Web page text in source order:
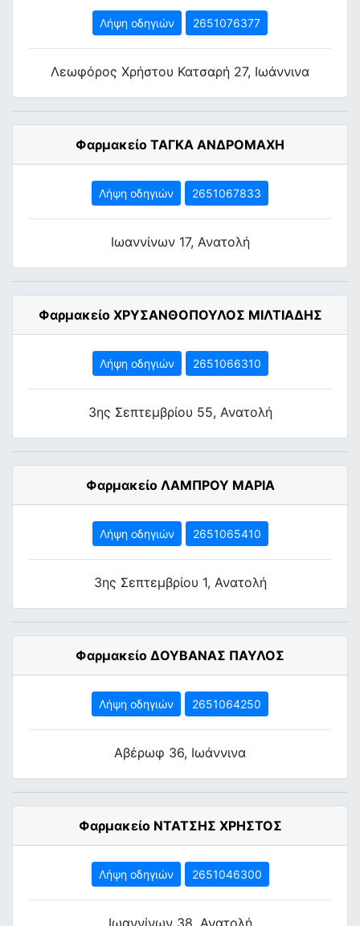
Λήψη οδηγιών 2651076377
Λεωφόρος Χρήστου Κατσαρή 27, Ιωάννινα
Φαρμακείο ΤΑΓΚΑ ΑΝΔΡΟΜΑΧΗ
Λήψη οδηγιών 2651067833
Ιωαννίνων 17, Ανατολή
Φαρμακείο ΧΡΥΣΑΝΘΟΠΟΥΛΟΣ ΜΙΛΤΙΑΔΗΣ
Λήψη οδηγιών 2651066310
3ης Σεπτεμβρίου 55, Ανατολή
Φαρμακείο ΛΑΜΠΡΟΥ ΜΑΡΙΑ
Λήψη οδηγιών 2651065410
3ης Σεπτεμβρίου 1, Ανατολή
Φαρμακείο ΔΟΥΒΑΝΑΣ ΠΑΥΛΟΣ
Λήψη οδηγιών 2651064250
Αβέρωφ 36, Ιωάννινα
Φαρμακείο ΝΤΑΤΣΗΣ ΧΡΗΣΤΟΣ
Λήψη οδηγιών 2651046300
Ιωαννίνων 38, Ανατολή